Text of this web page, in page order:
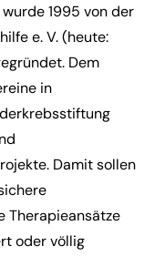
1995 von der
e. V. (heute:
Dem
in
Damit sollen
Therapieansätze
oder völlig